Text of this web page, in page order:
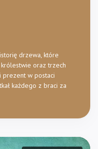
drzewa, które
oraz trzech
prezent w postaci
każdego z braci za